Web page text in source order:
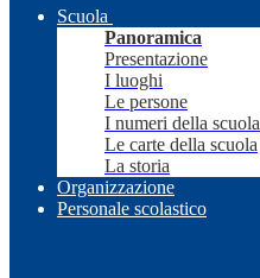
Scuola
Panoramica
Presentazione
I luoghi
Le persone
I numeri della scuola
Le carte della scuola
La storia
Organizzazione
Personale scolastico